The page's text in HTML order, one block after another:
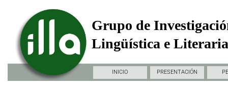
Grupo de
Lingüística e
INICIO PRESENTACIÓN